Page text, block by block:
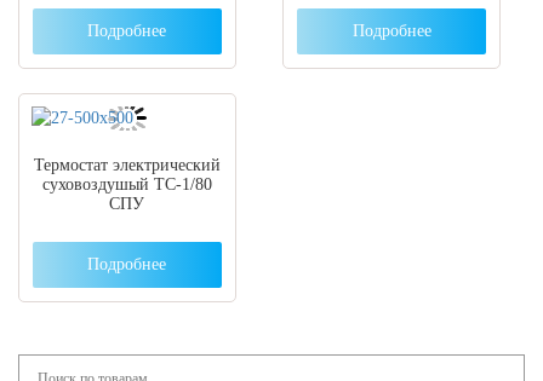
Подробнее Подробнее
Термостат электрический
суховоздушый ТС-1/80
СПУ
Подробнее